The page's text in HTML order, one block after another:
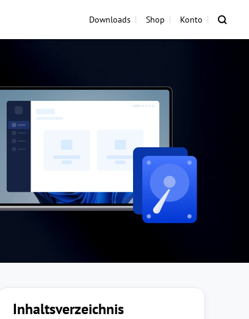
Downloads Shop Konto
Inhaltsverzeichnis